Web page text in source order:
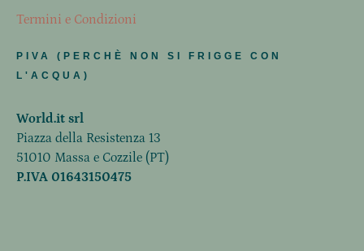
Termini e Condizioni
PIVA (PERCHÈ NON SI FRIGGE CON
L'ACQUA)
World.it srl
Piazza della Resistenza 13
51010 Massa e Cozzile (PT)
P.IVA 01643150475